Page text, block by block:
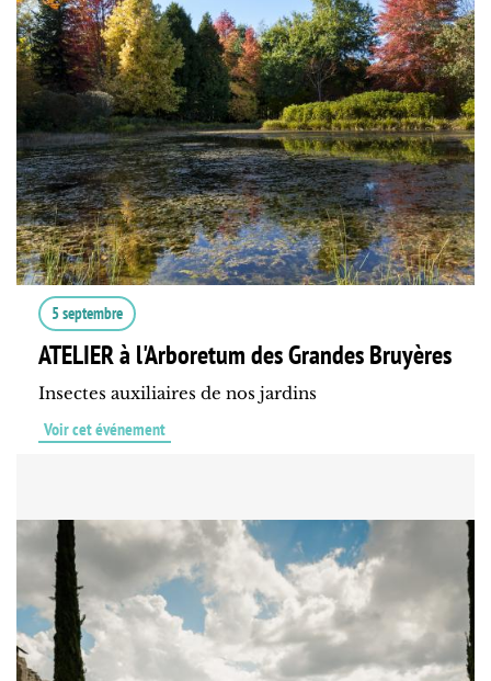
5 septembre
ATELIER à l'Arboretum des Grandes Bruyères
Insectes auxiliaires de nos jardins
Voir cet événement